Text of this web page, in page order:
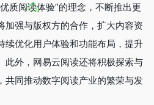
质阅读体验”的理念，不断推出更
加强与版权方的合作，扩大内容资
续优化用户体验和功能布局，提升
此外，网易云阅读还将积极探索与
共同推动数字阅读产业的繁荣与发